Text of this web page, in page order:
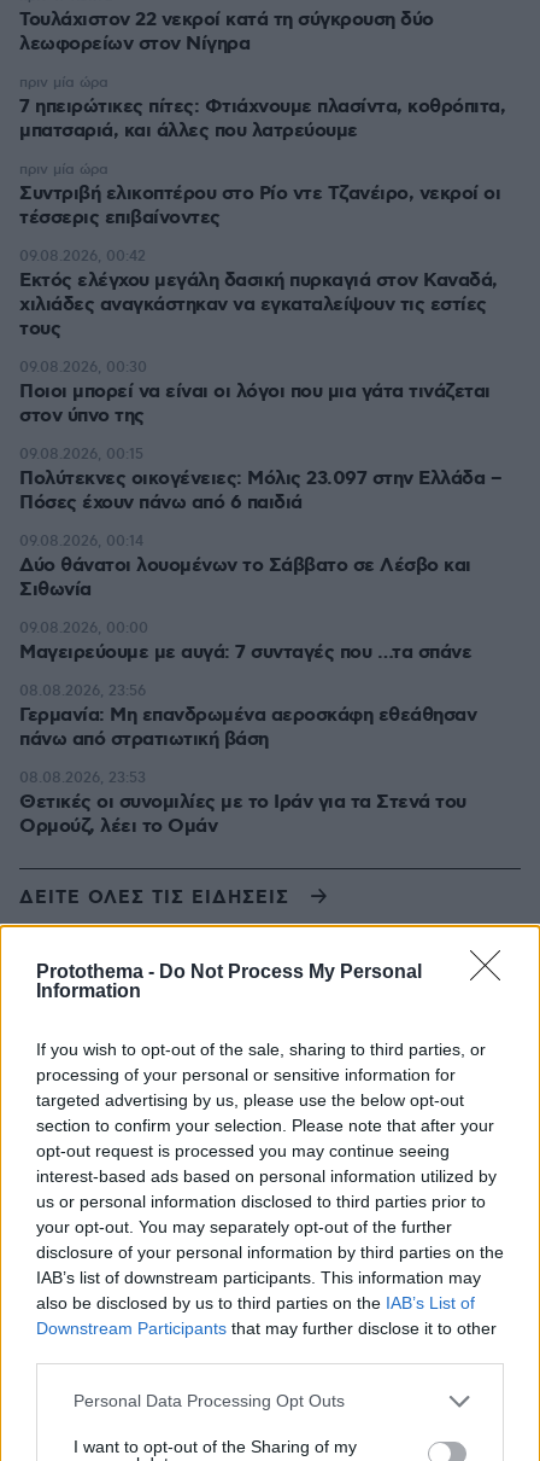
Protothema - Do Not Process My Personal
Information
If you wish to opt-out of the sale, sharing to third parties, or
processing of your personal or sensitive information for
targeted advertising by us, please use the below opt-out
section to confirm your selection. Please note that after your
opt-out request is processed you may continue seeing
interest-based ads based on personal information utilized by
us or personal information disclosed to third parties prior to
your opt-out. You may separately opt-out of the further
disclosure of your personal information by third parties on the
IAB’s list of downstream participants. This information may
also be disclosed by us to third parties on the IAB’s List of
Downstream Participants that may further disclose it to other
Please note that this website/app uses one or more Google
not limited to your visit or usage behaviour. You may click to
Personal Data Processing Opt Outs
I want to opt-out of the Sharing of my
Τουλάχιστον 22 νεκροί κατά τη σύγκρουση δύο
λεωφορείων στον Νίγηρα
7 ηπειρώτικες πίτες: Φτιάχνουμε πλασίντα, κοθρόπιτα,
μπατσαριά, και άλλες που λατρεύουμε
πριν μία ώρα
Συντριβή ελικοπτέρου στο Ρίο ντε Τζανέιρο, νεκροί οι
τέσσερις επιβαίνοντες
πριν μία ώρα
Εκτός ελέγχου μεγάλη δασική πυρκαγιά στον Καναδά,
χιλιάδες αναγκάστηκαν να εγκαταλείψουν τις εστίες
τους
09.08.2026, 00:42
Ποιοι μπορεί να είναι οι λόγοι που μια γάτα τινάζεται
στον ύπνο της
09.08.2026, 00:30
Πολύτεκνες οικογένειες: Μόλις 23.097 στην Ελλάδα –
Πόσες έχουν πάνω από 6 παιδιά
09.08.2026, 00:15
Δύο θάνατοι λουομένων το Σάββατο σε Λέσβο και
Σιθωνία
09.08.2026, 00:14
Μαγειρεύουμε με αυγά: 7 συνταγές που …τα σπάνε
09.08.2026, 00:00
Γερμανία: Μη επανδρωμένα αεροσκάφη εθεάθησαν
πάνω από στρατιωτική βάση
08.08.2026, 23:56
Θετικές οι συνομιλίες με το Ιράν για τα Στενά του
Ορμούζ, λέει το Ομάν
08.08.2026, 23:53
ΔΕΙΤΕ ΟΛΕΣ ΤΙΣ ΕΙΔΗΣΕΙΣ
ΤΑ ΠΙΟ ΔΗΜΟΦΙΛΗ